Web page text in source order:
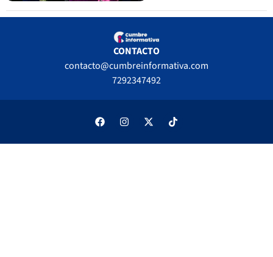
CONTACTO
contacto@cumbreinformativa.com
7292347492